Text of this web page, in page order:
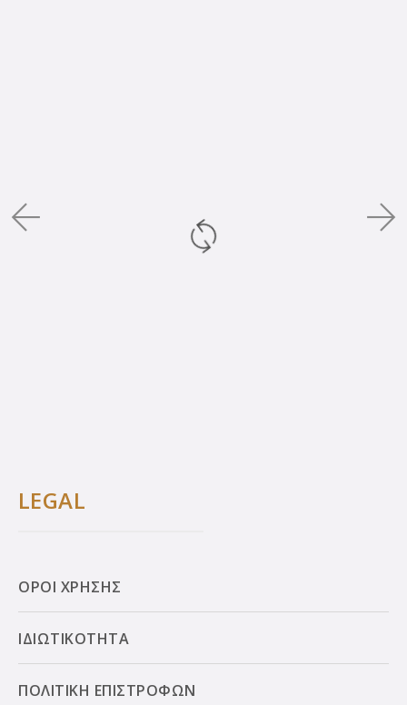
LEGAL
ΟΡΟΙ ΧΡΗΣΗΣ
ΙΔΙΩΤΙΚΟΤΗΤΑ
ΠΟΛΙΤΙΚΗ ΕΠΙΣΤΡΟΦΩΝ